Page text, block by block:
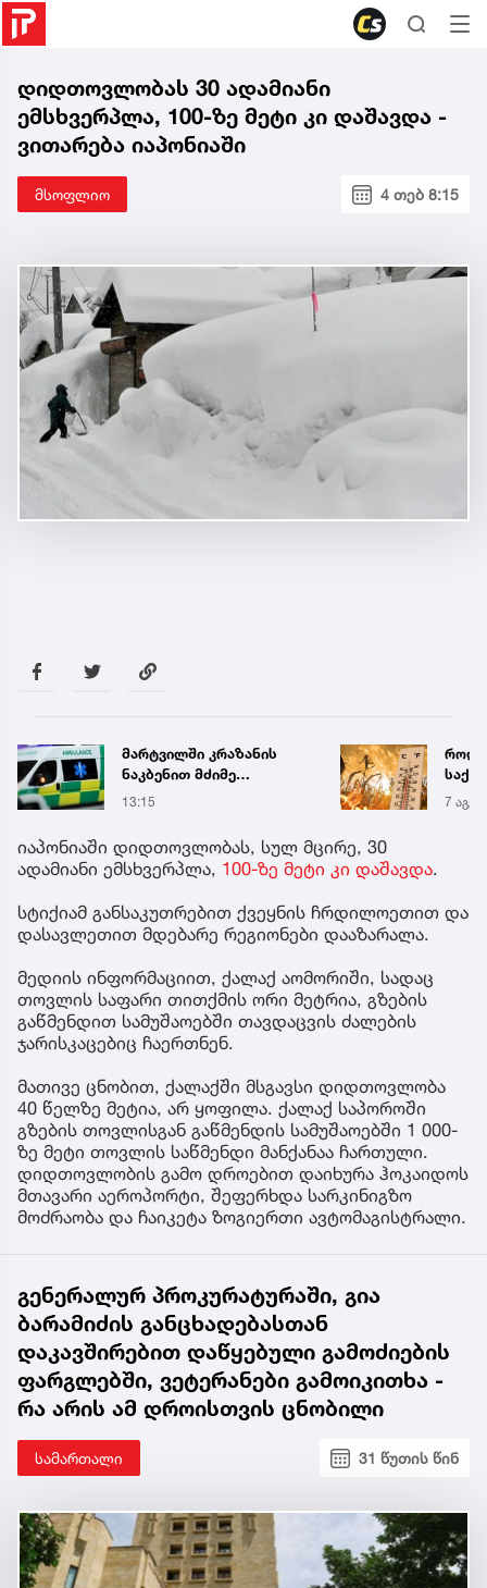
დიდთოვლობას 30 ადამიანი
ემსხვერპლა, 100-ზე მეტი კი დაშავდა -
ვითარება იაპონიაში
მსოფლიო 4 თებ 8:15
მარტვილში კრაზანის
ნაკბენით მძიმე
მდგომარეობაში მყოფი
13:15 7 აგვ
იაპონიაში დიდთოვლობას, სულ მცირე, 30
ადამიანი ემსხვერპლა, 100-ზე მეტი კი დაშავდა.
სტიქიამ განსაკუთრებით ქვეყნის ჩრდილოეთით და
დასავლეთით მდებარე რეგიონები დააზარალა.
მედიის ინფორმაციით, ქალაქ აომორიში, სადაც
თოვლის საფარი თითქმის ორი მეტრია, გზების
გაწმენდით სამუშაოებში თავდაცვის ძალების
ჯარისკაცებიც ჩაერთნენ.
მათივე ცნობით, ქალაქში მსგავსი დიდთოვლობა
40 წელზე მეტია, არ ყოფილა. ქალაქ საპოროში
გზების თოვლისგან გაწმენდის სამუშაოებში 1 000-
ზე მეტი თოვლის საწმენდი მანქანაა ჩართული.
დიდთოვლობის გამო დროებით დაიხურა ჰოკაიდოს
მთავარი აეროპორტი, შეფერხდა სარკინიგზო
მოძრაობა და ჩაიკეტა ზოგიერთი ავტომაგისტრალი.
გენერალურ პროკურატურაში, გია
ბარამიძის განცხადებასთან
დაკავშირებით დაწყებული გამოძიების
ფარგლებში, ვეტერანები გამოიკითხა -
რა არის ამ დროისთვის ცნობილი
სამართალი 31 წუთის წინ